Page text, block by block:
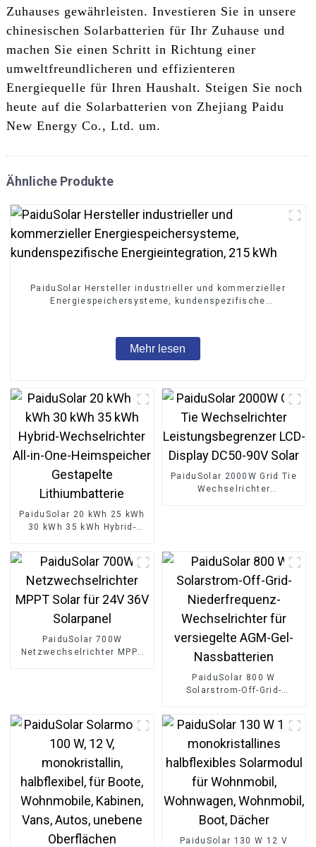
Zuhauses gewährleisten. Investieren Sie in unsere
chinesischen Solarbatterien für Ihr Zuhause und
machen Sie einen Schritt in Richtung einer
umweltfreundlicheren und effizienteren
Energiequelle für Ihren Haushalt. Steigen Sie noch
heute auf die Solarbatterien von Zhejiang Paidu
New Energy Co., Ltd. um.
Ähnliche Produkte
PaiduSolar Hersteller industrieller und kommerzieller
Energiespeichersysteme, kundenspezifische
Mehr lesen
PaiduSolar 20 kWh 25 kWh
30 kWh 35 kWh Hybrid-
Lithiumbatterie
PaiduSolar 2000W Grid Tie
Wechselrichter
PaiduSolar 700W
Netzwechselrichter MPPT
PaiduSolar 800 W
Solarstrom-Off-Grid-
versiegelte AGM-Gel-
Nassbatterien
PaiduSolar 130 W 12 V